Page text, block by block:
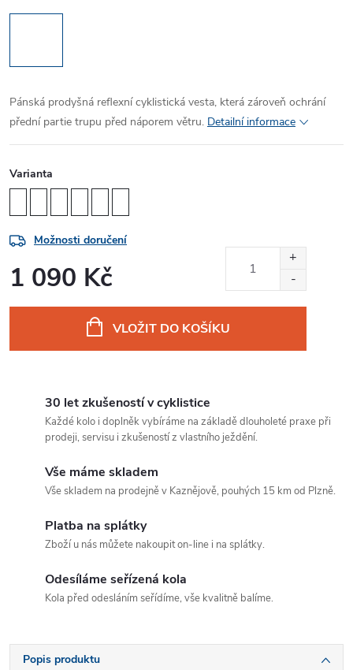
Pánská prodyšná reflexní cyklistická vesta, která zároveň ochrání
přední partie trupu před náporem větru. Detailní informace
Varianta
Možnosti doručení
1 090 Kč
VLOŽIT DO KOŠÍKU
30 let zkušeností v cyklistice
Každé kolo i doplněk vybíráme na základě dlouholeté praxe při
prodeji, servisu i zkušeností z vlastního ježdění.
Vše máme skladem
Vše skladem na prodejně v Kaznějově, pouhých 15 km od Plzně.
Platba na splátky
Zboží u nás můžete nakoupit on-line i na splátky.
Odesíláme seřízená kola
Kola před odesláním seřídíme, vše kvalitně balíme.
Popis produktu